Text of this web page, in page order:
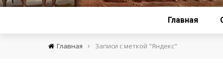
Главная
Главная › Записи с меткой "Яндекс"